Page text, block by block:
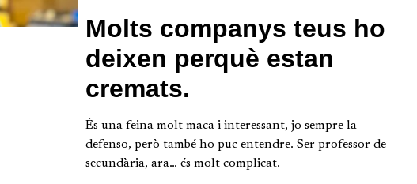
Molts companys teus ho
deixen perquè estan
cremats.
És una feina molt maca i interessant, jo sempre la
defenso, però també ho puc entendre. Ser professor de
secundària, ara… és molt complicat.